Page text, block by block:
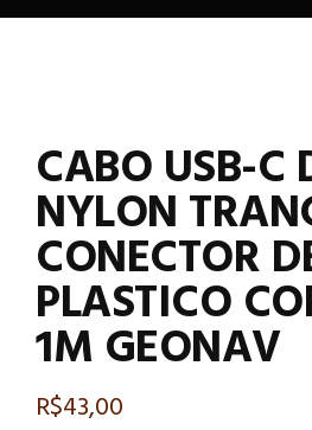
CABO USB-C
NYLON
CONECTOR
PLASTICO
1M GEONAV
R$43,00